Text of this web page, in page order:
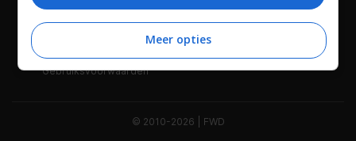
Adverteren Contact
Gebruiksvoorwaarden
© 2010-2026 | FWD
beheren. Zoek onderaan deze pagina of in het sitemenu naar
een link om uw toestemming te beheren of in te trekken via de
privacy- en cookie-instellingen.
Meer opties